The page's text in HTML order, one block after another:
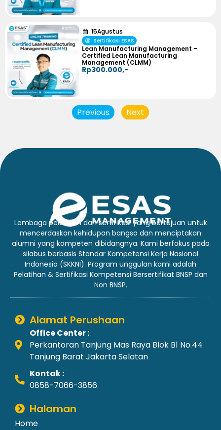
15Agustus
Sertifikasi ESAS
Lean Manufacturing Management –
Certified Lean Manufacturing
Management (CLMM)
Rp300.000,-
Previous Next
Lembaga pelatihan dan sertifikasi yang bertujuan untuk
mencerdaskan kehidupan bangsa dan menciptakan
alumni yang kompeten dibidangnya. Kami berfokus pada
silabus berbasis Standar Kompetensi Kerja Nasional
Indonesia (SKKNI). Program unggulan kami adalah
Pelatihan & Sertifikasi Kompetensi Bersertifikat BNSP dan
Non BNSP.
Alamat Perushaan
Office Center :
Perkantoran Tanjung Mas Raya Blok B1 No.44
Tanjung Barat Jakarta Selatan
Kontak :
0858-7066-3856
Halaman
Home